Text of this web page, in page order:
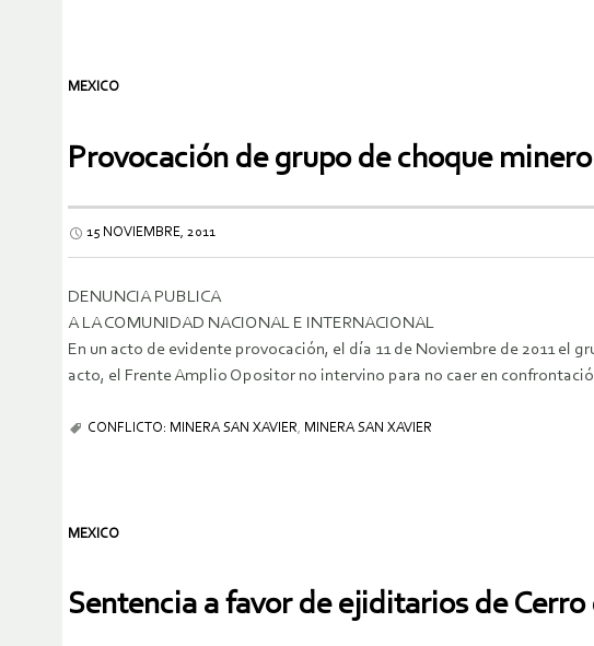
MEXICO
Provocación de grupo de choque minero
15 NOVIEMBRE, 2011
DENUNCIA PUBLICA
A LA COMUNIDAD NACIONAL E INTERNACIONAL
En un acto de evidente provocación, el día 11 de Noviembre de 2011 el
acto, el Frente Amplio Opositor no intervino para no caer en
CONFLICTO: MINERA SAN XAVIER MINERA SAN XAVIER
MEXICO
Sentencia a favor de ejiditarios de Cerro